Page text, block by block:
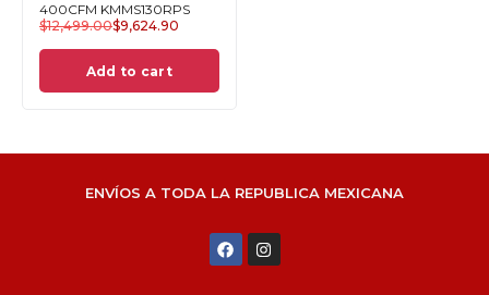
400CFM KMMS130RPS
$12,499.00$9,624.90
Add to cart
ENVÍOS A TODA LA REPUBLICA MEXICANA